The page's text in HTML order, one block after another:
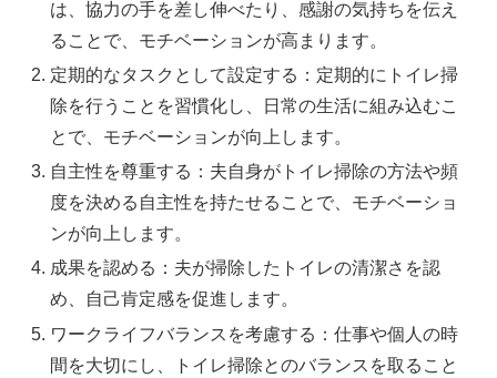
は、協力の手を差し伸べたり、感謝の気持ちを伝え
ることで、モチベーションが高まります。
定期的なタスクとして設定する：定期的にトイレ掃
除を行うことを習慣化し、日常の生活に組み込むこ
とで、モチベーションが向上します。
自主性を尊重する：夫自身がトイレ掃除の方法や頻
度を決める自主性を持たせることで、モチベーショ
ンが向上します。
成果を認める：夫が掃除したトイレの清潔さを認
め、自己肯定感を促進します。
ワークライフバランスを考慮する：仕事や個人の時
間を大切にし、トイレ掃除とのバランスを取ること